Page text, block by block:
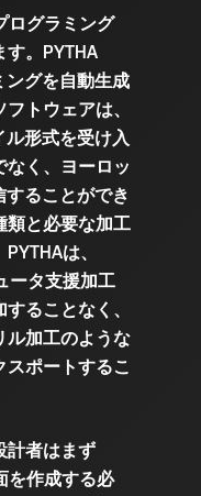
ログラミング
す。PYTHA
ングを自動生成
トウェアは、
ル形式を受け入
なく、ヨーロッ
することができ
類と必要な加工
は、
ータ支援加工
ることなく、
ル加工のような
スポートするこ
計者はまず
を作成する必